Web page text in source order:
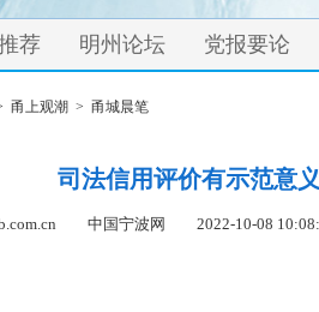
荐 明州论坛 党报要论
甬上观潮 > 甬城晨笔
司法信用评价有示范意
中国宁波网 2022-10-08